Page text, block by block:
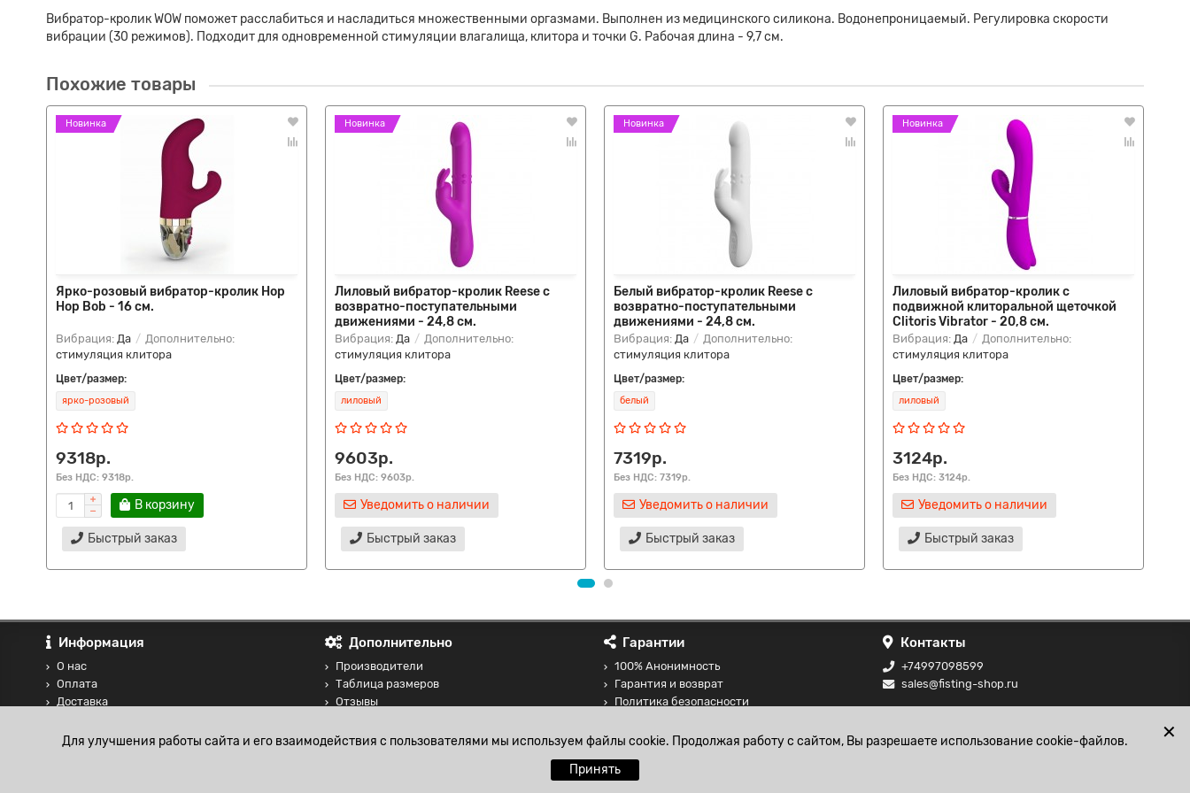
Вибратор-кролик WOW поможет расслабиться и насладиться множественными оргазмами. Выполнен из медицинского силикона. Водонепроницаемый. Регулировка скорости
вибрации (30 режимов). Подходит для одновременной стимуляции влагалища, клитора и точки G. Рабочая длина - 9,7 см.
Похожие товары
Новинка
Ярко-розовый вибратор-кролик Hop
Hop Bob - 16 см.
Вибрация: Да
Дополнительно:
стимуляция клитора
Цвет/размер:
ярко-розовый
9318р.
Без НДС: 9318р.
В корзину
Быстрый заказ
Новинка
Лиловый вибратор-кролик Reese с
возвратно-поступательными
движениями - 24,8 см.
Вибрация: Да
Дополнительно:
стимуляция клитора
Цвет/размер:
лиловый
9603р.
Без НДС: 9603р.
Уведомить о наличии
Быстрый заказ
Новинка
Белый вибратор-кролик Reese с
возвратно-поступательными
движениями - 24,8 см.
Вибрация: Да
Дополнительно:
стимуляция клитора
Цвет/размер:
белый
7319р.
Без НДС: 7319р.
Уведомить о наличии
Быстрый заказ
Новинка
Лиловый вибратор-кролик с
подвижной клиторальной щеточкой
Clitoris Vibrator - 20,8 см.
Вибрация: Да
Дополнительно:
стимуляция клитора
Цвет/размер:
лиловый
3124р.
Без НДС: 3124р.
Уведомить о наличии
Быстрый заказ
Информация
О нас
Оплата
Доставка
Блог
Дополнительно
Производители
Таблица размеров
Отзывы
Гарантии
100% Анонимность
Гарантия и возврат
Политика безопасности
данных
Контакты
+74997098599
sales@fisting-shop.ru
✕
Для улучшения работы сайта и его взаимодействия с пользователями мы используем файлы cookie. Продолжая работу с сайтом, Вы разрешаете использование cookie-файлов.
Принять